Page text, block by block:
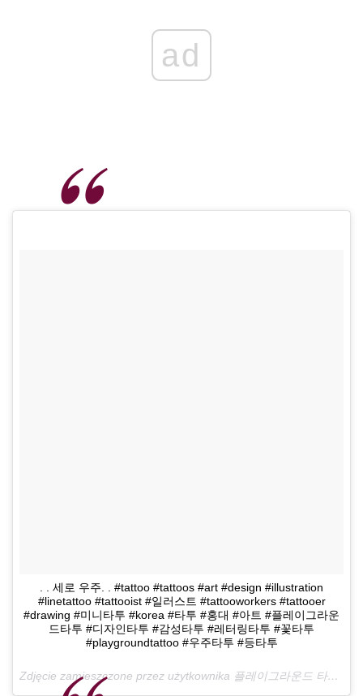
ad
. . 세로 우주. . #tattoo #tattoos #art #design #illustration
#linetattoo #tattooist #일러스트 #tattooworkers #tattooer
#drawing #미니타투 #korea #타투 #홍대 #아트 #플레이그라운
드타투 #디자인타투 #감성타투 #레터링타투 #꽃타투
#playgroundtattoo #우주타투 #등타투
Zdjęcie zamieszczone przez użytkownika 플레이그라운드 타투 •playground Tattoo• (@playground_tat2)